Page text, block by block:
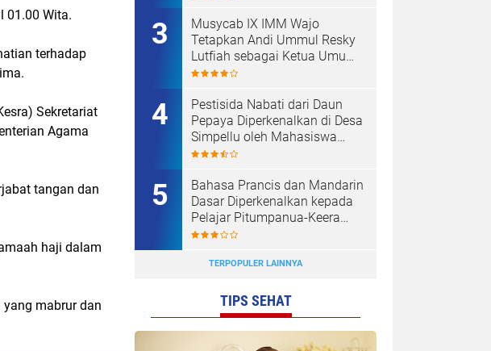
01.00 Wita.
terhadap
Sekretariat
Agama
tangan dan
haji dalam
mabrur dan
Musycab IX IMM Wajo
Tetapkan Andi Ummul Resky
Lutfiah sebagai Ketua Umum
Terpilih
Pestisida Nabati dari Daun
Pepaya Diperkenalkan di Desa
Simpellu oleh Mahasiswa
KKN-T Unhas Gel-116
Bahasa Prancis dan Mandarin
Dasar Diperkenalkan kepada
Pelajar Pitumpanua-Keera
oleh Mahasiswa KKN Unhas
TERPOPULER LAINNYA
TIPS SEHAT